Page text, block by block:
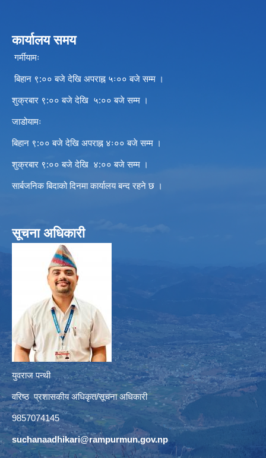
कार्यालय समय
गर्मीयामः
बिहान ९:०० बजे देखि अपराह्न ५ः०० बजे सम्म ।
शुक्रबार ९:०० बजे देखि ५:०० बजे सम्म ।
जाडोयामः
बिहान ९:०० बजे देखि अपराह्न ४ः०० बजे सम्म ।
शुक्रबार ९:०० बजे देखि ४:०० बजे सम्म ।
सार्बजनिक बिदाको दिनमा कार्यालय बन्द रहने छ ।
सूचना अधिकारी
युवराज पन्थी
वरिष्ठ प्रशासकीय अधिकृत/सूचना अधिकारी
9857074145
suchanaadhikari@rampurmun.gov.np